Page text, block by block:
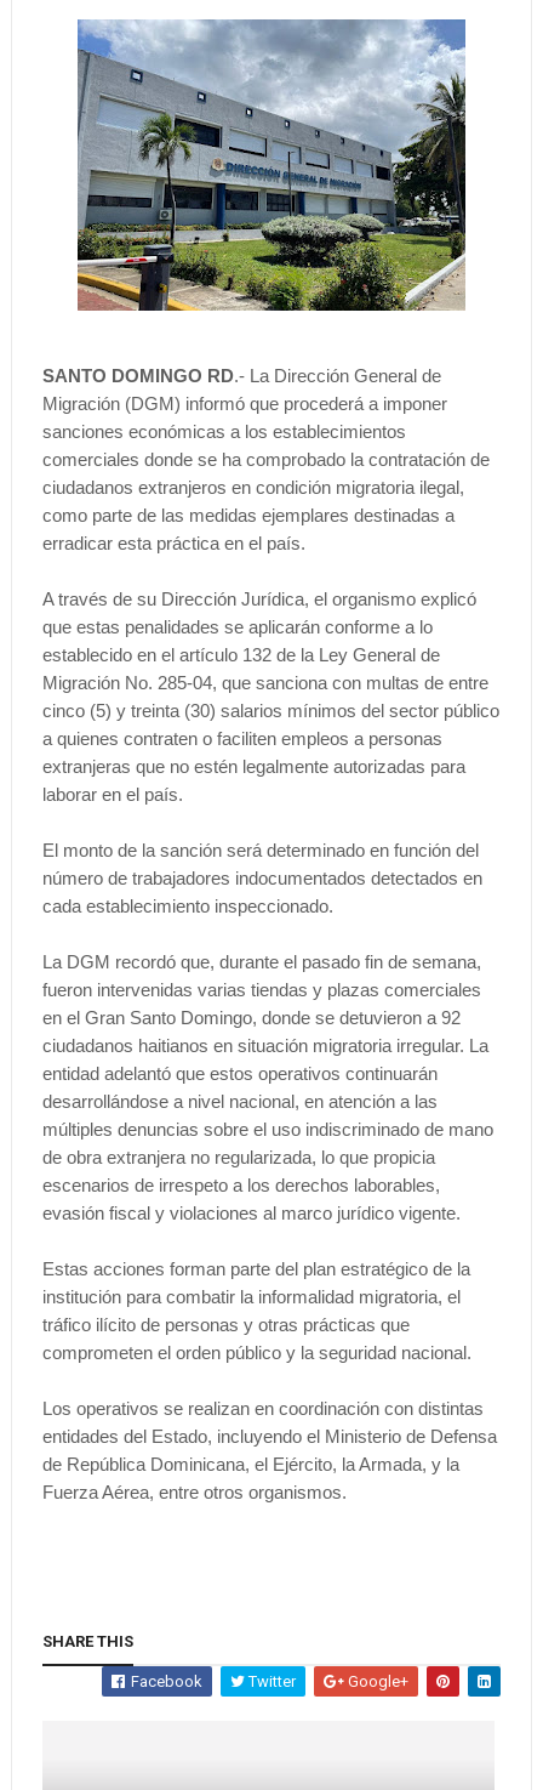
SANTO DOMINGO RD.- La Dirección General de
Migración (DGM) informó que procederá a imponer
sanciones económicas a los establecimientos
comerciales donde se ha comprobado la contratación de
ciudadanos extranjeros en condición migratoria ilegal,
como parte de las medidas ejemplares destinadas a
erradicar esta práctica en el país.
A través de su Dirección Jurídica, el organismo explicó
que estas penalidades se aplicarán conforme a lo
establecido en el artículo 132 de la Ley General de
Migración No. 285-04, que sanciona con multas de entre
cinco (5) y treinta (30) salarios mínimos del sector público
a quienes contraten o faciliten empleos a personas
extranjeras que no estén legalmente autorizadas para
laborar en el país.
El monto de la sanción será determinado en función del
número de trabajadores indocumentados detectados en
cada establecimiento inspeccionado.
La DGM recordó que, durante el pasado fin de semana,
fueron intervenidas varias tiendas y plazas comerciales
en el Gran Santo Domingo, donde se detuvieron a 92
ciudadanos haitianos en situación migratoria irregular. La
entidad adelantó que estos operativos continuarán
desarrollándose a nivel nacional, en atención a las
múltiples denuncias sobre el uso indiscriminado de mano
de obra extranjera no regularizada, lo que propicia
escenarios de irrespeto a los derechos laborables,
evasión fiscal y violaciones al marco jurídico vigente.
Estas acciones forman parte del plan estratégico de la
institución para combatir la informalidad migratoria, el
tráfico ilícito de personas y otras prácticas que
comprometen el orden público y la seguridad nacional.
Los operativos se realizan en coordinación con distintas
entidades del Estado, incluyendo el Ministerio de Defensa
de República Dominicana, el Ejército, la Armada, y la
Fuerza Aérea, entre otros organismos.
SHARE THIS
Facebook Twitter Google+